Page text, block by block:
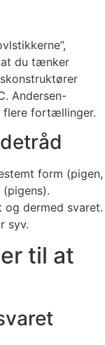
at du tænker
Andersen-
flere fortællinger.
form (pigen,
dermed svaret.
syv.
til at